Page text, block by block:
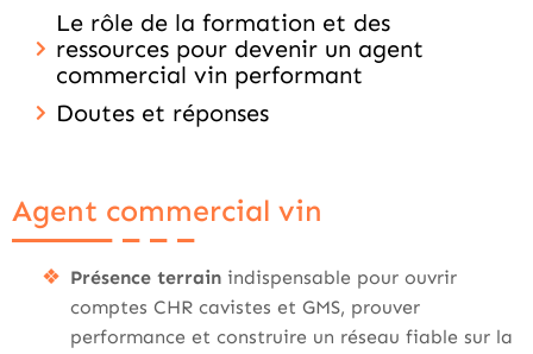
Le rôle de la formation et des
ressources pour devenir un agent
commercial vin performant
Doutes et réponses
Agent commercial vin
Présence terrain indispensable pour ouvrir
comptes CHR cavistes et GMS, prouver
performance et construire un réseau fiable sur la